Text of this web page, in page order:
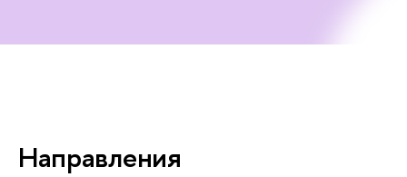
Направления